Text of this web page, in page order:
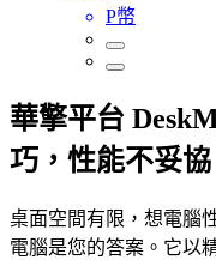
P幣
華擎平台
巧，性能不妥協
桌面空間有限，想電腦
電腦是您的答案。它以